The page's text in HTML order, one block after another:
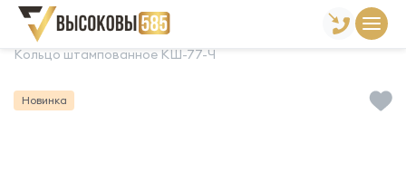
Главная Склад готовой продукции
Кольцо штампованное КШ-77-Ч
Новинка